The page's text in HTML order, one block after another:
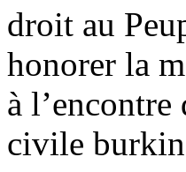
droit au
honorer la
à
civile